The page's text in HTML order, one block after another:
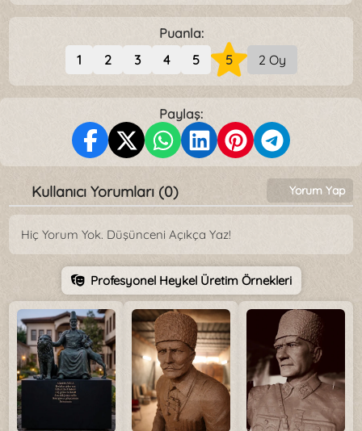
Puanla:
1
2 3 4 5 5 2 Oy
Paylaş:
Kullanıcı Yorumları (0) Yorum Yap
Hiç Yorum Yok. Düşünceni Açıkça Yaz!
Profesyonel Heykel Üretim Örnekleri